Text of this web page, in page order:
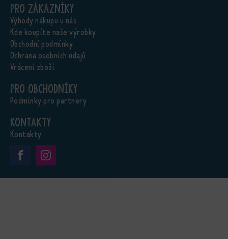
Pro zákazníky
Výhody nákupu u nás
Kde koupíte naše výrobky
Obchodní podmínky
Ochrana osobních údajů
Vrácení zboží
Pro obchodníky
Podmínky pro partnery
Kontakty
Kontakty